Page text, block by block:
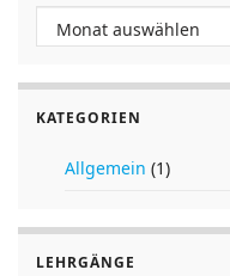
Archiv
KATEGORIEN
Allgemein (1)
LEHRGÄNGE